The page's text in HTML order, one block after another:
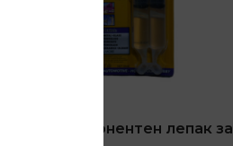
Двокомпонентен лепак за